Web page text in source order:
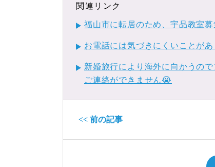
関連リンク
福山市に転居のため、宇品教室
お電話には気づきにくいことが
新婚旅行により海外に向かうの
ご連絡ができません😭
<< 前の記事